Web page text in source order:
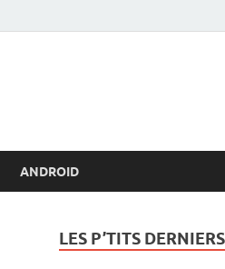
ANDROID
LES P’TITS DERNIERS